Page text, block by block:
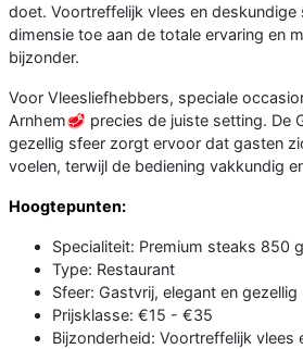
doet. Voortreffelijk vlees en deskundige
dimensie toe aan de totale ervaring en
bijzonder.
Voor Vleesliefhebbers, speciale
Arnhem🥩 precies de juiste setting. De
gezellig sfeer zorgt ervoor dat gasten
voelen, terwijl de bediening vakkundig
Hoogtepunten:
Specialiteit: Premium steaks 850
Type: Restaurant
Sfeer: Gastvrij, elegant en gezellig
Prijsklasse: €15 - €35
Bijzonderheid: Voortreffelijk vlees